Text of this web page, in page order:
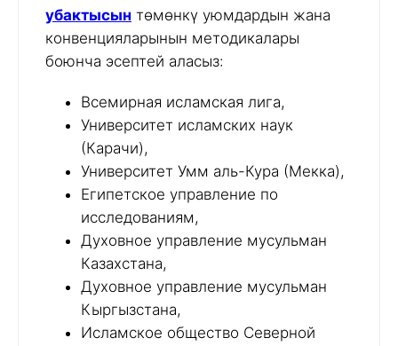
убактысын төмөнкү уюмдардын жана
конвенцияларынын методикалары
боюнча эсептей аласыз:
Всемирная исламская лига,
Университет исламских наук
(Карачи),
Университет Умм аль-Кура (Мекка),
Египетское управление по
исследованиям,
Духовное управление мусульман
Казахстана,
Духовное управление мусульман
Кыргызстана,
Исламское общество Северной